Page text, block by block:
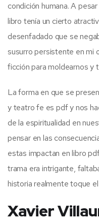
condición humana. A
libro tenía un cierto
desenfadado que se
susurro persistente en mi
ficción para moldearnos y
La forma en que se
y teatro fe es pdf y nos
de la espiritualidad en
pensar en las
estas impactan en libro
trama era intrigante,
historia realmente toque
Xavier